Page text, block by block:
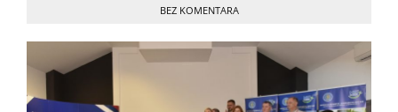
BEZ KOMENTARA